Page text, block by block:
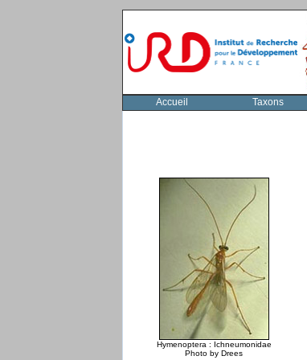
Accueil Taxons
Hymenoptera : Ichneumonidae
Photo by Drees